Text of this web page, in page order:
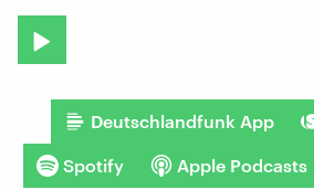
Deutschlandfunk App
Spotify Apple Podcasts